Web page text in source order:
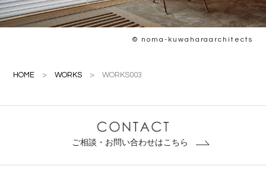
© noma-kuwaharaarchitects
HOME > WORKS > WORKS003
ご相談・お問い合わせはこちら